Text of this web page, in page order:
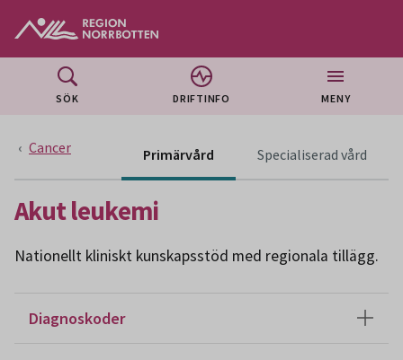
SÖK DRIFTINFO MENY
Cancer Primärvård Specialiserad vård
Akut leukemi
Nationellt kliniskt kunskapsstöd med regionala tillägg.
Diagnoskoder